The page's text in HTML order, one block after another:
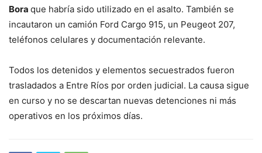
Bora que habría sido utilizado en el asalto. También se
incautaron un camión Ford Cargo 915, un Peugeot 207,
teléfonos celulares y documentación relevante.
Todos los detenidos y elementos secuestrados fueron
trasladados a Entre Ríos por orden judicial. La causa sigue
en curso y no se descartan nuevas detenciones ni más
operativos en los próximos días.